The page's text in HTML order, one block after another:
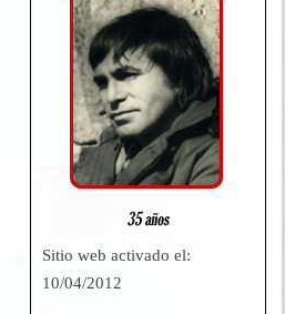
Sitio web activado el:
10/04/2012